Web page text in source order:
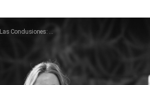
Las Conclusiones: 5 palancas de acción para que avance el sector